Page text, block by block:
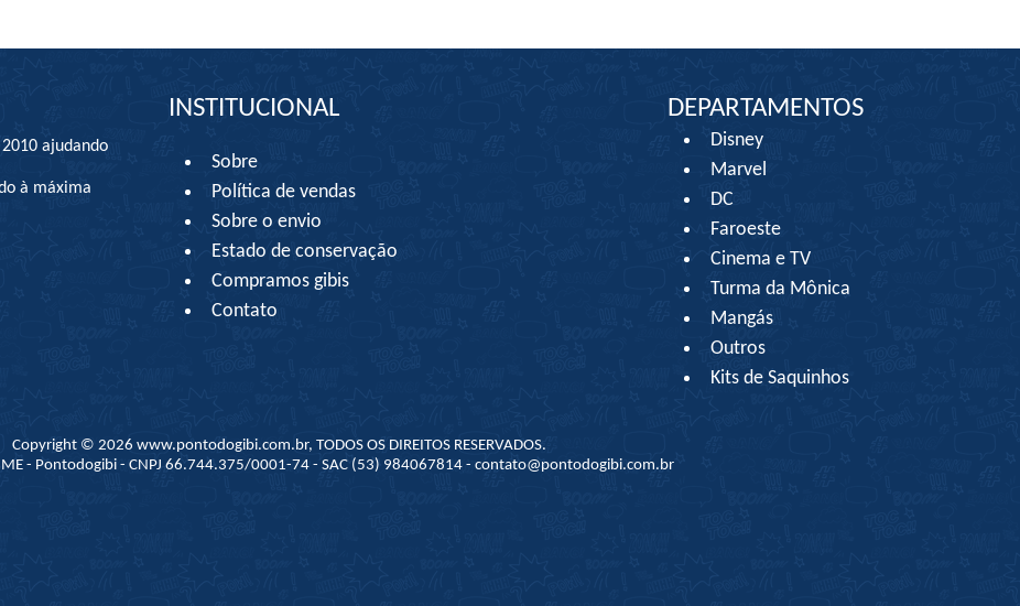
ajudando
à máxima
INSTITUCIONAL
Sobre
Política de vendas
Sobre o envio
Estado de conservação
Compramos gibis
Contato
DEPARTAMENTOS
Disney
Marvel
DC
Faroeste
Cinema e TV
Turma da Mônica
Mangás
Outros
Kits de Saquinhos
Copyright © 2026 www.pontodogibi.com.br, TODOS OS DIREITOS RESERVADOS.
ME - Pontodogibi - CNPJ 66.744.375/0001-74 - SAC (53) 984067814 - contato@pontodogibi.com.br